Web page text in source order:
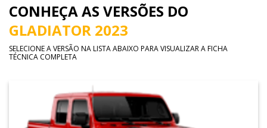
CONHEÇA AS VERSÕES DO
GLADIATOR 2023
SELECIONE A VERSÃO NA LISTA ABAIXO PARA VISUALIZAR A FICHA
TÉCNICA COMPLETA